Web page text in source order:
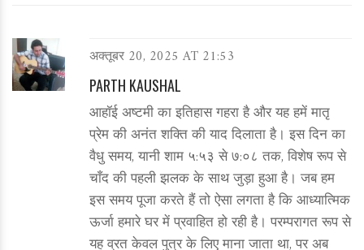
अक्तूबर 20, 2025 AT 21:53
PARTH KAUSHAL
आहॉई अष्टमी का इतिहास गहरा है और यह हमें मातृ
प्रेम की अनंत शक्ति की याद दिलाता है। इस दिन का
वैधु समय, यानी शाम ५:५३ से ७:०८ तक, विशेष रूप से
चाँद की पहली झलक के साथ जुड़ा हुआ है। जब हम
इस समय पूजा करते हैं तो ऐसा लगता है कि आध्यात्मिक
ऊर्जा हमारे घर में प्रवाहित हो रही है। परम्परागत रूप से